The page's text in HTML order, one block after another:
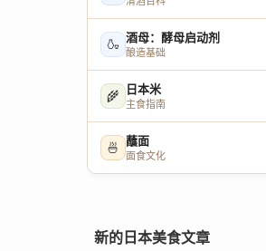
🍶 酒母：酵母启动剂
酿造基础
🌾 日本米
主食指南
🍜 蘸面
面食文化
新的日本美食文章